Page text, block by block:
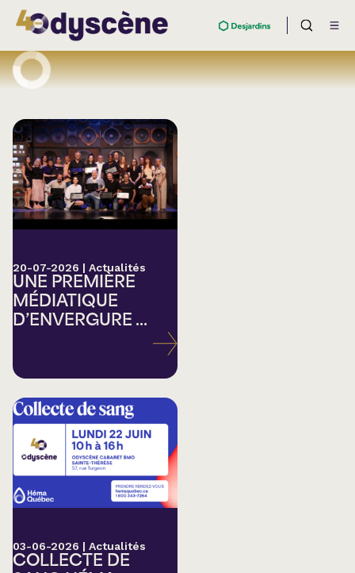
20-07-2026 | Actualités
UNE PREMIÈRE
MÉDIATIQUE
D’ENVERGURE ...
03-06-2026 | Actualités
COLLECTE DE